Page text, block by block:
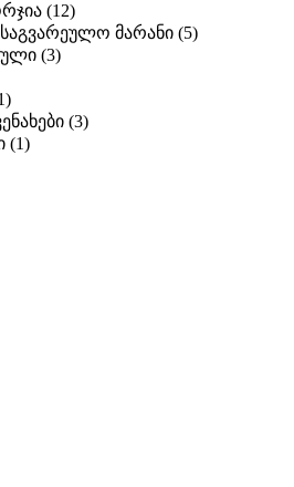
(12)
მარანი (5)
(3)
(3)
(1)